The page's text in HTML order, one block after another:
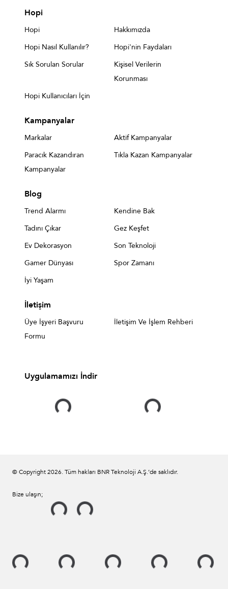
Hopi
Hopi
Hakkımızda
Hopi Nasıl Kullanılır?
Hopi'nin Faydaları
Sık Sorulan Sorular
Kişisel Verilerin
Korunması
Hopi Kullanıcıları İçin
Kampanyalar
Markalar
Aktif Kampanyalar
Paracık Kazandıran
Kampanyalar
Tıkla Kazan Kampanyalar
Blog
Trend Alarmı
Kendine Bak
Tadını Çıkar
Gez Keşfet
Ev Dekorasyon
Son Teknoloji
Gamer Dünyası
Spor Zamanı
İyi Yaşam
İletişim
Üye İşyeri Başvuru
Formu
İletişim Ve İşlem Rehberi
Uygulamamızı İndir
© Copyright2026. Tüm hakları BNR Teknoloji A.Ş.’de saklıdır.
Bize ulaşın;